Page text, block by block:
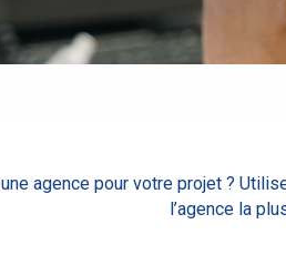
agence pour votre projet ?
l’agence la